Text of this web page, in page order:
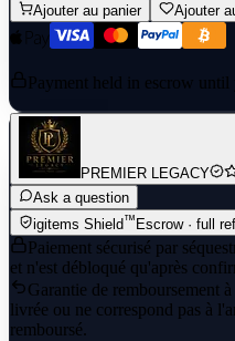
Ajouter au panier
Ajouter
Payment held in escrow
PREMIER LEGACY
Ask a question
igitems Shield™ Escrow · full
Paiement sécurisé par
et n'est débloqué qu'après
Garantie de remboursement
livrée ou ne correspond pas à
remboursé.